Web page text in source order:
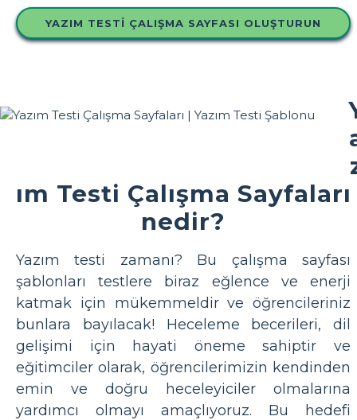
YAZIM TESTI ÇALIŞMA SAYFASI OLUŞTURUN
ım Testi Çalışma Sayfaları
nedir?
Yazım testi zamanı? Bu çalışma sayfası
şablonları testlere biraz eğlence ve enerji
katmak için mükemmeldir ve öğrencileriniz
bunlara bayılacak! Heceleme becerileri, dil
gelişimi için hayati öneme sahiptir ve
eğitimciler olarak, öğrencilerimizin kendinden
emin ve doğru heceleyiciler olmalarına
yardımcı olmayı amaçlıyoruz. Bu hedefi